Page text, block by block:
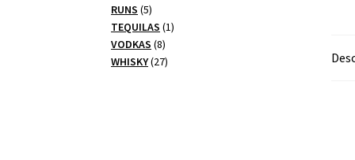
RUNS 55
produtos
TEQUILAS 11
VODKAS 88
produtos
WHISKY 2727